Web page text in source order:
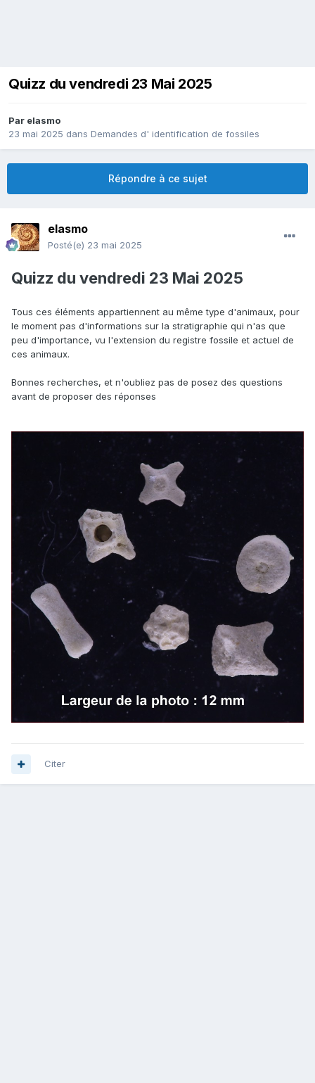
Quizz du vendredi 23 Mai 2025
Par elasmo
23 mai 2025 dans Demandes d' identification de fossiles
Répondre à ce sujet
elasmo
Posté(e) 23 mai 2025
Quizz du vendredi 23 Mai 2025
Tous ces éléments appartiennent au même type d'animaux, pour
le moment pas d'informations sur la stratigraphie qui n'as que
peu d'importance, vu l'extension du registre fossile et actuel de
ces animaux.
Bonnes recherches, et n'oubliez pas de posez des questions
avant de proposer des réponses
Citer